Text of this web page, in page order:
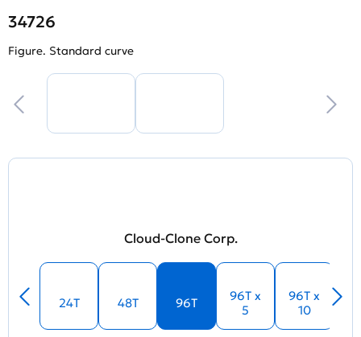
34726
Figure. Standard curve
Cloud-Clone Corp.
24T 48T 96T
96T x
5
96T x
10